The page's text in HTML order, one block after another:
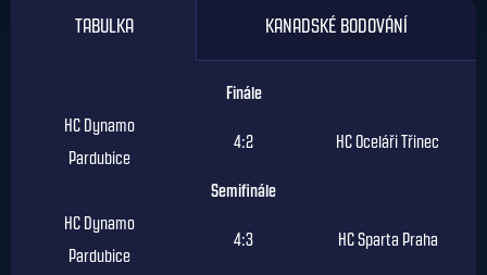
TABULKA KANADSKÉ BODOVÁNÍ
Finále
HC Dynamo
Pardubice
4:2 HC Oceláři Třinec
Semifinále
HC Dynamo
Pardubice
4:3 HC Sparta Praha